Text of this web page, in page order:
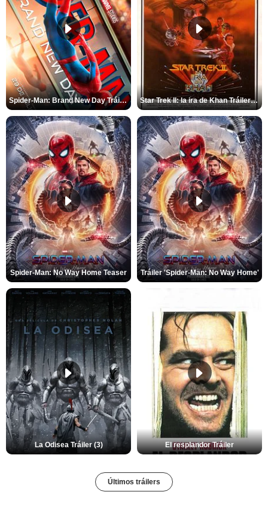
Spider-Man: Brand New Day Tráiler (3) Star Trek II: la ira de Khan Tráiler VO
Spider-Man: No Way Home Teaser Tráiler 'Spider-Man: No Way Home'
La Odisea Tráiler (3) El resplandor Tráiler
Últimos tráilers